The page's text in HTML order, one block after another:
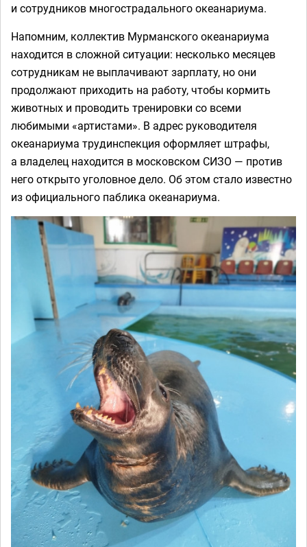
и сотрудников многострадального океанариума.
Напомним, коллектив Мурманского океанариума
находится в сложной ситуации: несколько месяцев
сотрудникам не выплачивают зарплату, но они
продолжают приходить на работу, чтобы кормить
животных и проводить тренировки со всеми
любимыми «артистами». В адрес руководителя
океанариума трудинспекция оформляет штрафы,
а владелец находится в московском СИЗО — против
него открыто уголовное дело. Об этом стало известно
из официального паблика океанариума.